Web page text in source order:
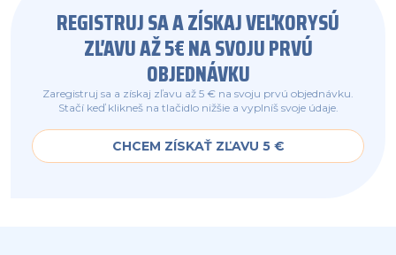
REGISTRUJ SA A ZÍSKAJ VEĽKORYSÚ
ZĽAVU AŽ 5€ NA SVOJU PRVÚ
OBJEDNÁVKU
Zaregistruj sa a získaj zľavu až 5 € na svoju prvú objednávku.
Stačí keď klikneš na tlačidlo nižšie a vyplníš svoje údaje.
CHCEM ZÍSKAŤ ZĽAVU 5 €